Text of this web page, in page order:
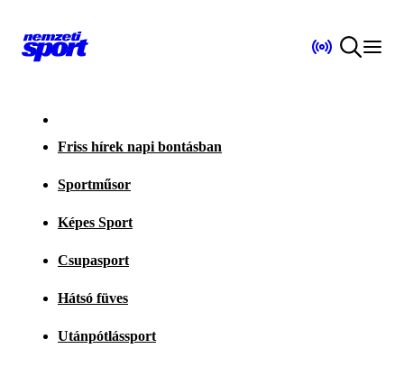
Friss hírek napi bontásban
Sportműsor
Képes Sport
Csupasport
Hátsó füves
Utánpótlássport